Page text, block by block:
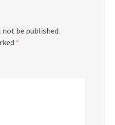
not be published.
*